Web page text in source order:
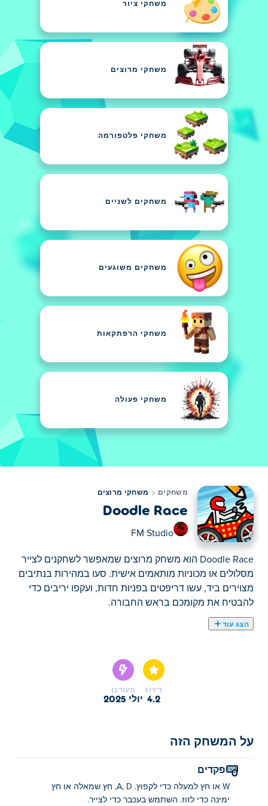
משחקי ציור
משחקי מרוצים
משחקי פלטפורמה
משחקים לשניים
משחקים משוגעים
משחקי הרפתקאות
משחקי פעולה
משחקים משחקי מרוצים
Doodle Race
FM Studio
Doodle Race הוא משחק מרוצים שמאפשר לשחקנים לצייר
מסלולים או מכוניות מותאמים אישית. סעו במהירות בנתיבים
מצוירים ביד, עשו דריפטים בפניות חדות, ועקפו יריבים כדי
להבטיח את מקומכם בראש החבורה.
הצג עוד
המכונית והגלגלים שלכם, הוסיפו צבעים מגניבים ומדבקות,
ואז דרו דרך עולמות פראיים עמוסים בקפיצות, מכשולים
ומטבעות. זה השרבוט שלכם, הרכב שלכם, המירוץ שלכם.
איך משחקים מרוץ הדודלים?
תזוזה: מקשי A/D או חצים שמאלה וימינה
צייר: השתמש בעכבר כדי לצייר
דירוג
4.2
מְעוּדכָּן
יולי 2025
על המשחק הזה
פקדים
W או חץ למעלה כדי לקפוץ. A, D, חץ שמאלה או חץ
ימינה כדי לזוז. השתמש בעכבר כדי לצייר.